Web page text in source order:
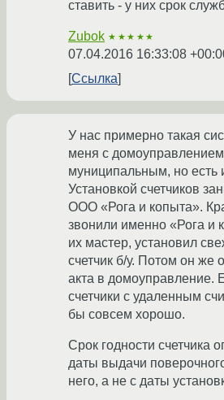
ставить - у них срок
Zubok ★★★★★
07.04.2016 16:33:08
Ссылка
У нас примерно такая
меня с
муниципальным, но есть
Установкой счетчиков
ООО «Рога и копыта».
звонили именно «Рога и
их мастер, установил
счетчик б/у. Потом он же
акта в домоуправление.
счетчики с удаленным
бы совсем хорошо.
Срок годности счетчика
даты выдачи
него, а не с даты